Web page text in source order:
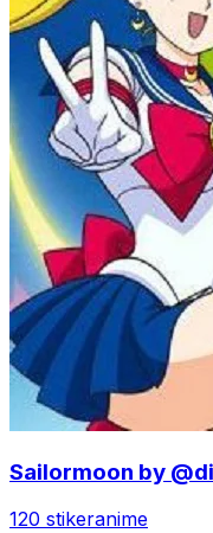
Sailormoon by
120 stikeranime